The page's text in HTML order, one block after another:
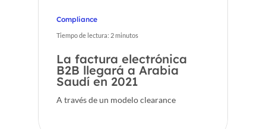
Compliance
Tiempo de lectura: 2minutos
La factura electrónica
B2B llegará a Arabia
Saudí en 2021
A través de un modelo clearance